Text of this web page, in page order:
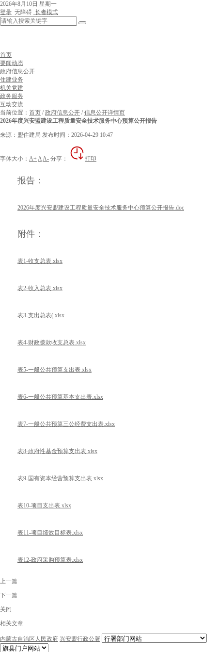
2026年8月10日 星期一
登录 无障碍 长者模式
首页
要闻动态
政府信息公开
住建业务
机关党建
政务服务
互动交流
当前位置： 首页 /政府信息公开 /信息公开详情页
2026年度兴安盟建设工程质量安全技术服务中心预算公开报告
来源：盟住建局 发布时间：2026-04-29 10:47
字体大小： A+ AA- 分享： 打印
报告：
2026年度兴安盟建设工程质量安全技术服务中心预算公开报告.doc
附件：
表1-收支总表.xlsx
表2-收入总表.xlsx
表3-支出总表(.xlsx
表4-财政拨款收支总表.xlsx
表5-一般公共预算支出表.xlsx
表6-一般公共预算基本支出表.xlsx
表7-一般公共预算三公经费支出表.xlsx
表8-政府性基金预算支出表.xlsx
表9-国有资本经营预算支出表.xlsx
表10-项目支出表.xlsx
表11-项目绩效目标表.xlsx
表12-政府采购预算表.xlsx
上一篇
下一篇
关闭
相关文章
内蒙古自治区人民政府 兴安盟行政公署